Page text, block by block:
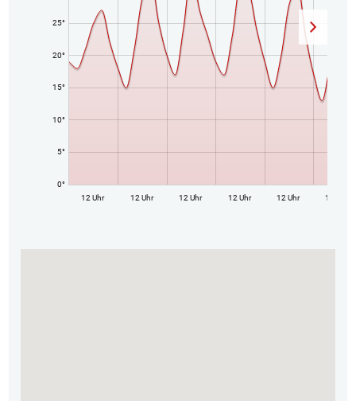
0°
5°
10°
15°
20°
25°
12 Uhr 12 Uhr 12 Uhr 12 Uhr 12 Uhr 12 Uhr